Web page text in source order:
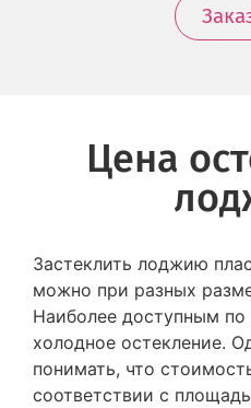
Цена
Застеклить лоджию
можно при разных
Наиболее доступным по
холодное остекление.
понимать, что
соответствии с